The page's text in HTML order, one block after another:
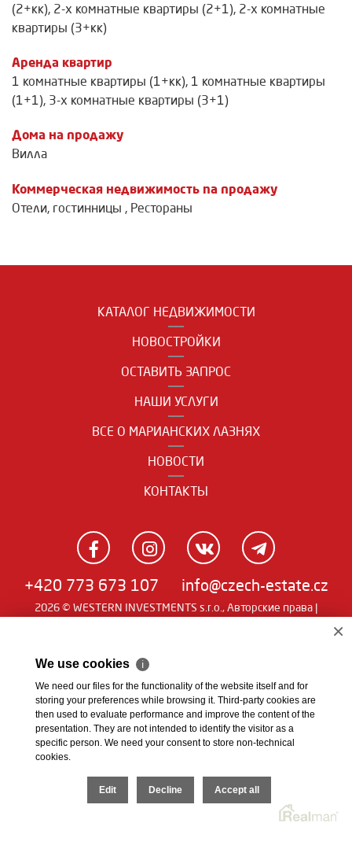
(2+кк), 2-х комнатные квартиры (2+1), 2-х комнатные
квартиры (3+кк)
Аренда квартир
1 комнатные квартиры (1+кк), 1 комнатные квартиры
(1+1), 3-х комнатные квартиры (3+1)
Дома на продажу
Вилла
Коммерческая недвижимость na продажу
Отели, гостинницы , Рестораны
КАТАЛОГ НЕДВИЖИМОСТИ
НОВОСТРОЙКИ
ОСТАВИТЬ ЗАПРОС
НАШИ УСЛУГИ
ВСЕ О МАРИАНСКИХ ЛАЗНЯХ
НОВОСТИ
КОНТАКТЫ
+420 773 673 107 info@czech-estate.cz
2026 © WESTERN INVESTMENTS s.r.o., Авторские права |
×
We use cookies ℹ
We need our files for the functionality of the website itself and for
storing your preferences while browsing it. Third-party cookies are
then used to evaluate performance and improve the content of the
presentation. They are not intended to identify the visitor as a
specific person. We need your consent to store non-technical
cookies.
Edit Decline Accept all